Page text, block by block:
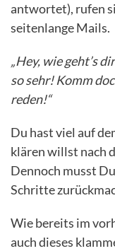
antwortet), rufen
seitenlange Mails.
„Hey, wie geht’s
so sehr! Komm
reden!“
Du hast viel auf
klären willst nach
Dennoch musst
Schritte
Wie bereits im
auch dieses